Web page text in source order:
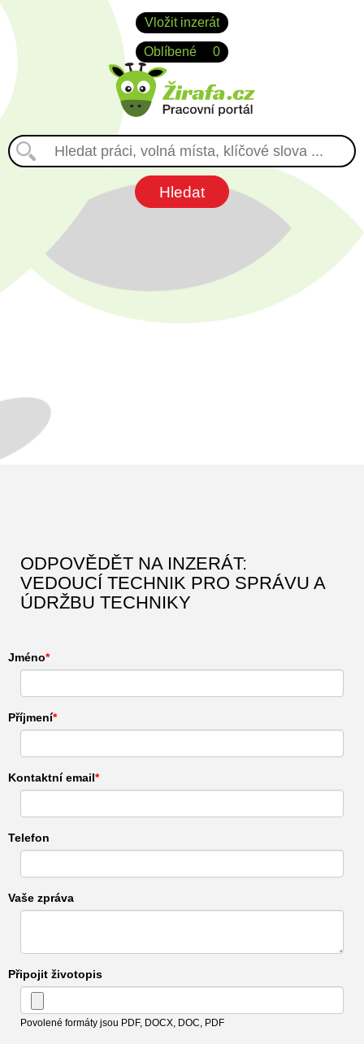
Vložit inzerát
Oblíbené 0
ODPOVĚDĚT NA INZERÁT:
VEDOUCÍ TECHNIK PRO SPRÁVU A
ÚDRŽBU TECHNIKY
Jméno
Příjmení
Kontaktní email
Telefon
Vaše zpráva
Připojit životopis
Povolené formáty jsou PDF, DOCX, DOC, PDF